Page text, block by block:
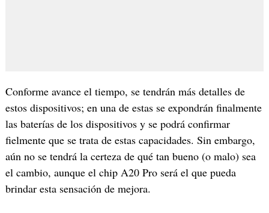
Conforme avance el tiempo, se tendrán más detalles de
estos dispositivos; en una de estas se expondrán finalmente
las baterías de los dispositivos y se podrá confirmar
fielmente que se trata de estas capacidades. Sin embargo,
aún no se tendrá la certeza de qué tan bueno (o malo) sea
el cambio, aunque el chip A20 Pro será el que pueda
brindar esta sensación de mejora.